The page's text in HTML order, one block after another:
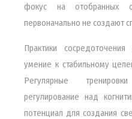
фокус на отобранных
первоначально не создают
Практики
умение к стабильному
Регулярные
регулирование над
потенциал для создания